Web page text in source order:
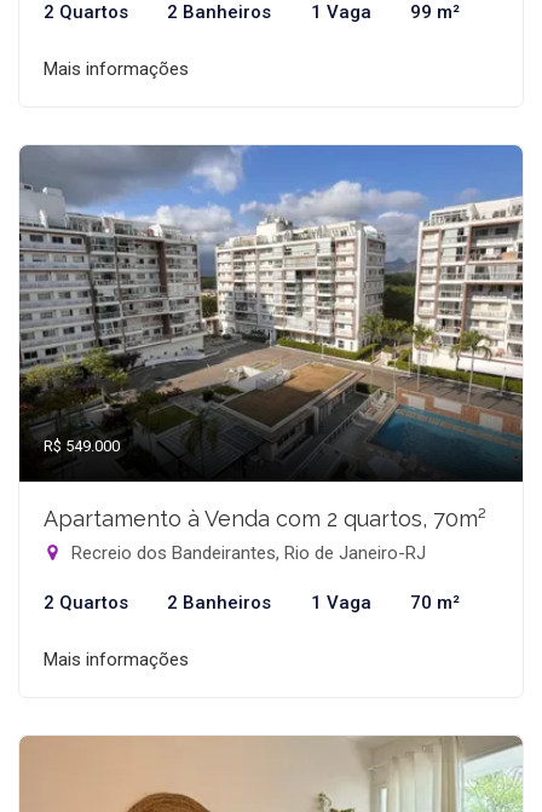
2 Quartos 2 Banheiros 1 Vaga 99 m²
Mais informações
R$ 549.000
Apartamento à Venda com 2 quartos, 70m²
Recreio dos Bandeirantes, Rio de Janeiro-RJ
2 Quartos 2 Banheiros 1 Vaga 70 m²
Mais informações